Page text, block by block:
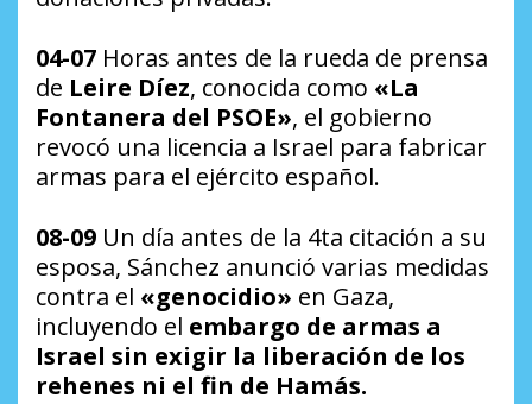
04-07 Horas antes de la rueda de prensa
de Leire Díez, conocida como «La
Fontanera del PSOE», el gobierno
revocó una licencia a Israel para fabricar
armas para el ejército español.
08-09 Un día antes de la 4ta citación a su
esposa, Sánchez anunció varias medidas
contra el «genocidio» en Gaza,
incluyendo el embargo de armas a
Israel sin exigir la liberación de los
rehenes ni el fin de Hamás.